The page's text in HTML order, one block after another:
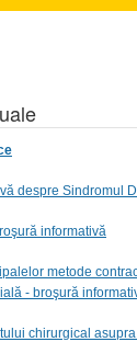
despre Sindromul
informativă
metode
- broşură
chirurgical